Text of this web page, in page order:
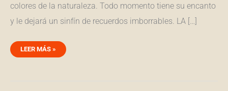
colores de la naturaleza. Todo momento tiene su encanto
y le dejará un sinfín de recuerdos imborrables. LA […]
LEER MÁS »